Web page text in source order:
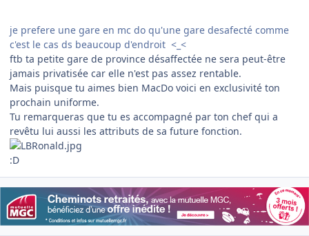
je prefere une gare en mc do qu'une gare desafecté comme
c'est le cas ds beaucoup d'endroit <_<
ftb ta petite gare de province désaffectée ne sera peut-être
jamais privatisée car elle n'est pas assez rentable.
Mais puisque tu aimes bien MacDo voici en exclusivité ton
prochain uniforme.
Tu remarqueras que tu es accompagné par ton chef qui a
revêtu lui aussi les attributs de sa future fonction.
:D